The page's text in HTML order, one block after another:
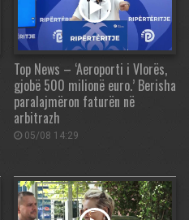
Top News – ‘Aeroporti i Vlorës,
gjobë 500 milionë euro.’ Berisha
paralajmëron faturën në
arbitrazh
05/08 14:29